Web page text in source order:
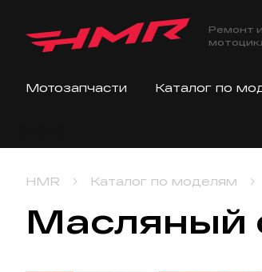
Ремонт
Мотозапчасти Каталог по
HMR Каталог по моделям
Масляный